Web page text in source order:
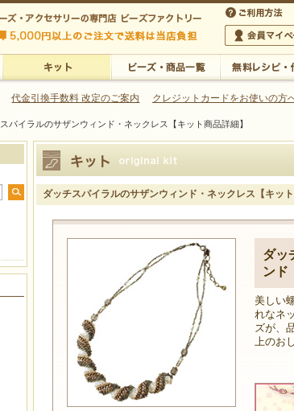
ーツ・金具など・アクセサリーの専門店
ズ・アクセサリーの専門店 ビーズファクトリー 5,000円以上のご
ーズファクトリー 5,000円以上のご注文で送料は当店が負担いた
ご利用方法
会員マイページ
代金引換手数料 改定のご案内 クレジットカードをお使いの方
パイラルのサザンウィンド・ネックレス【キット商品詳細】
ダッチスパイラルのサザンウィンド・ネックレス【キット
ダッ
ンド
美しい
れなネ
ズが、
上のお